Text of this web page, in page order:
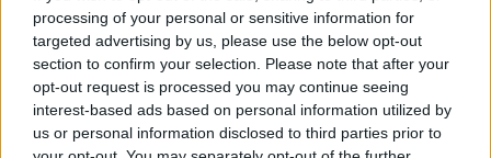
processing of your personal or sensitive information for
targeted advertising by us, please use the below opt-out
section to confirm your selection. Please note that after your
opt-out request is processed you may continue seeing
interest-based ads based on personal information utilized by
us or personal information disclosed to third parties prior to
Jyväskylässä – katuja suljetaan